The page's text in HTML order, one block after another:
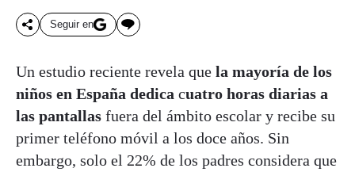
Seguir en
Un estudio reciente revela que la mayoría de los
niños en España dedica cuatro horas diarias a
las pantallas fuera del ámbito escolar y recibe su
primer teléfono móvil a los doce años. Sin
embargo, solo el 22% de los padres considera que